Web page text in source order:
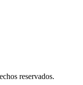
reservados.